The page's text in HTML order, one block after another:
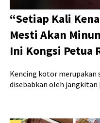
“Setiap Kali
Mesti Akan
Ini Kongsi Petua
Kencing kotor merupakan
disebabkan oleh jangkitan